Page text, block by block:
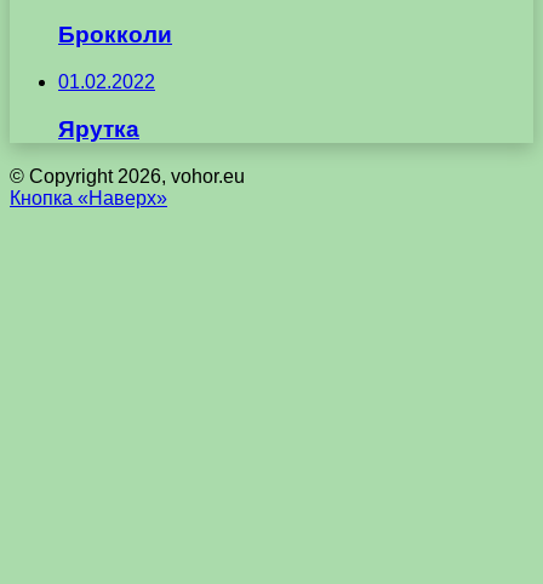
Брокколи
01.02.2022
Ярутка
© Copyright 2026, vohor.eu
Кнопка «Наверх»